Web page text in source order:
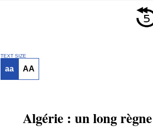
TEXT SIZE
aa AA
Algérie : un long règne